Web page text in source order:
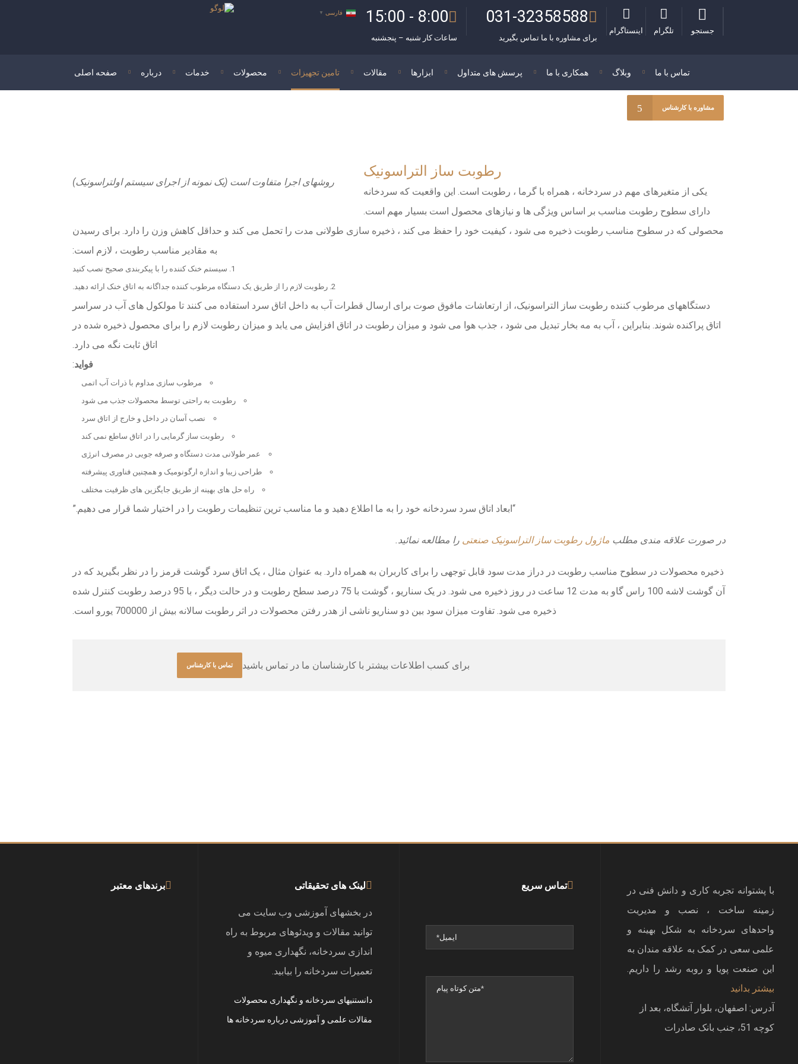
فارسی ▼ 8:00 - 15:00
ساعات کار شنبه – پنجشنبه
031-32358588
برای مشاوره با ما تماس بگیرید
اینستاگرام تلگرام جستجو
صفحه اصلی درباره خدمات محصولات تامین تجهیزات مقالات ابزارها پرسش های متداول همکاری با ما وبلاگ تماس با ما
مشاوره با کارشناس
روشهای اجرا متفاوت است (یک نمونه از اجرای سیستم اولتراسونیک)
رطوبت ساز التراسونیک
یکی از متغیرهای مهم در سردخانه ، همراه با گرما ، رطوبت است. این واقعیت که سردخانه
دارای سطوح رطوبت مناسب بر اساس ویژگی ها و نیازهای محصول است بسیار مهم است.
محصولی که در سطوح مناسب رطوبت ذخیره می شود ، کیفیت خود را حفظ می کند ، ذخیره سازی طولانی مدت را تحمل می کند و حداقل کاهش وزن را دارد. برای رسیدن
به مقادیر مناسب رطوبت ، لازم است:
سیستم خنک کننده را با پیکربندی صحیح نصب کنید
رطوبت لازم را از طریق یک دستگاه مرطوب کننده جداگانه به اتاق خنک ارائه دهید.
دستگاههای مرطوب کننده رطوبت ساز التراسونیک، از ارتعاشات مافوق صوت برای ارسال قطرات آب به داخل اتاق سرد استفاده می کنند تا مولکول های آب در سراسر
اتاق پراکنده شوند. بنابراین ، آب به مه بخار تبدیل می شود ، جذب هوا می شود و میزان رطوبت در اتاق افزایش می یابد و میزان رطوبت لازم را برای محصول ذخیره شده در
اتاق ثابت نگه می دارد.
فواید:
مرطوب سازی مداوم با ذرات آب اتمی
رطوبت به راحتی توسط محصولات جذب می شود
نصب آسان در داخل و خارج از اتاق سرد
رطوبت ساز گرمایی را در اتاق ساطع نمی کند
عمر طولانی مدت دستگاه و صرفه جویی در مصرف انرژی
طراحی زیبا و اندازه ارگونومیک و همچنین فناوری پیشرفته
راه حل های بهینه از طریق جایگزین های ظرفیت مختلف
“ابعاد اتاق سرد سردخانه خود را به ما اطلاع دهید و ما مناسب ترین تنظیمات رطوبت را در اختیار شما قرار می دهیم.”
در صورت علاقه مندی مطلب ماژول رطوبت ساز التراسونیک صنعتی را مطالعه نمائید.
ذخیره محصولات در سطوح مناسب رطوبت در دراز مدت سود قابل توجهی را برای کاربران به همراه دارد. به عنوان مثال ، یک اتاق سرد گوشت قرمز را در نظر بگیرید که در
آن گوشت لاشه 100 راس گاو به مدت 12 ساعت در روز ذخیره می شود. در یک سناریو ، گوشت با 75 درصد سطح رطوبت و در حالت دیگر ، با 95 درصد رطوبت کنترل شده
ذخیره می شود. تفاوت میزان سود بین دو سناریو ناشی از هدر رفتن محصولات در اثر رطوبت سالانه بیش از 700000 یورو است.
برای کسب اطلاعات بیشتر با کارشناسان ما در تماس باشید تماس با کارشناس
برندهای معتبر لینک های تحقیقاتی
در بخشهای آموزشی وب سایت می
توانید مقالات و ویدئوهای مربوط به راه
اندازی سردخانه، نگهداری میوه و
تعمیرات سردخانه را بیابید.
دانستنیهای سردخانه و نگهداری محصولات
مقالات علمی و آموزشی درباره سردخانه ها
تماس سریع
با پشتوانه تجربه کاری و دانش فنی در
زمینه ساخت ، نصب و مدیریت
واحدهای سردخانه به شکل بهینه و
علمی سعی در کمک به علاقه مندان به
این صنعت پویا و روبه رشد را داریم.
بیشتر بدانید
آدرس: اصفهان، بلوار آتشگاه، بعد از
کوچه 51، جنب بانک صادرات